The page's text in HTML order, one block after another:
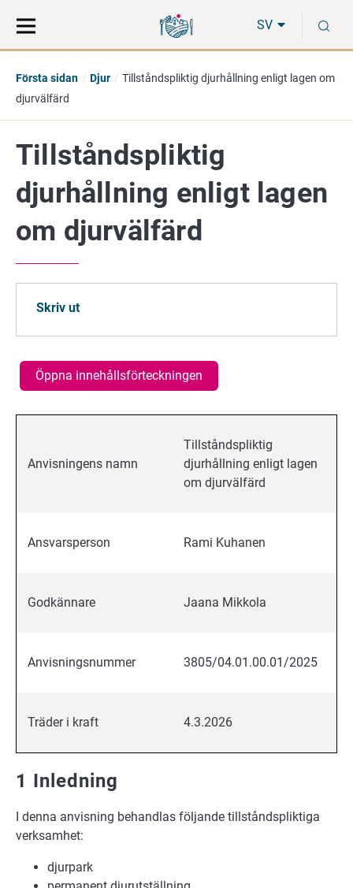
direkt
till
på
hela
SV
Första sidan Djur
Tillståndspliktig djurhållning enligt lagen om
djurvälfärd
Tillståndspliktig
djurhållning enligt lagen
om djurvälfärd
Skriv ut
Öppna innehållsförteckningen
Anvisningens namn
Tillståndspliktig
djurhållning enligt lagen
om djurvälfärd
Ansvarsperson Rami Kuhanen
Godkännare Jaana Mikkola
Anvisningsnummer 3805/04.01.00.01/2025
Träder i kraft 4.3.2026
1 Inledning
I denna anvisning behandlas följande tillståndspliktiga
verksamhet:
djurpark